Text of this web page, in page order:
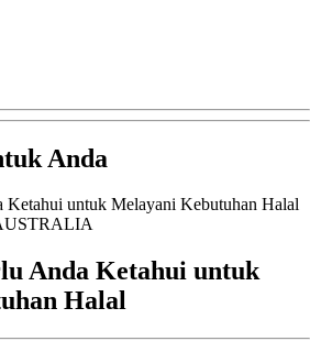
Anda
Anda Ketahui untuk
Halal